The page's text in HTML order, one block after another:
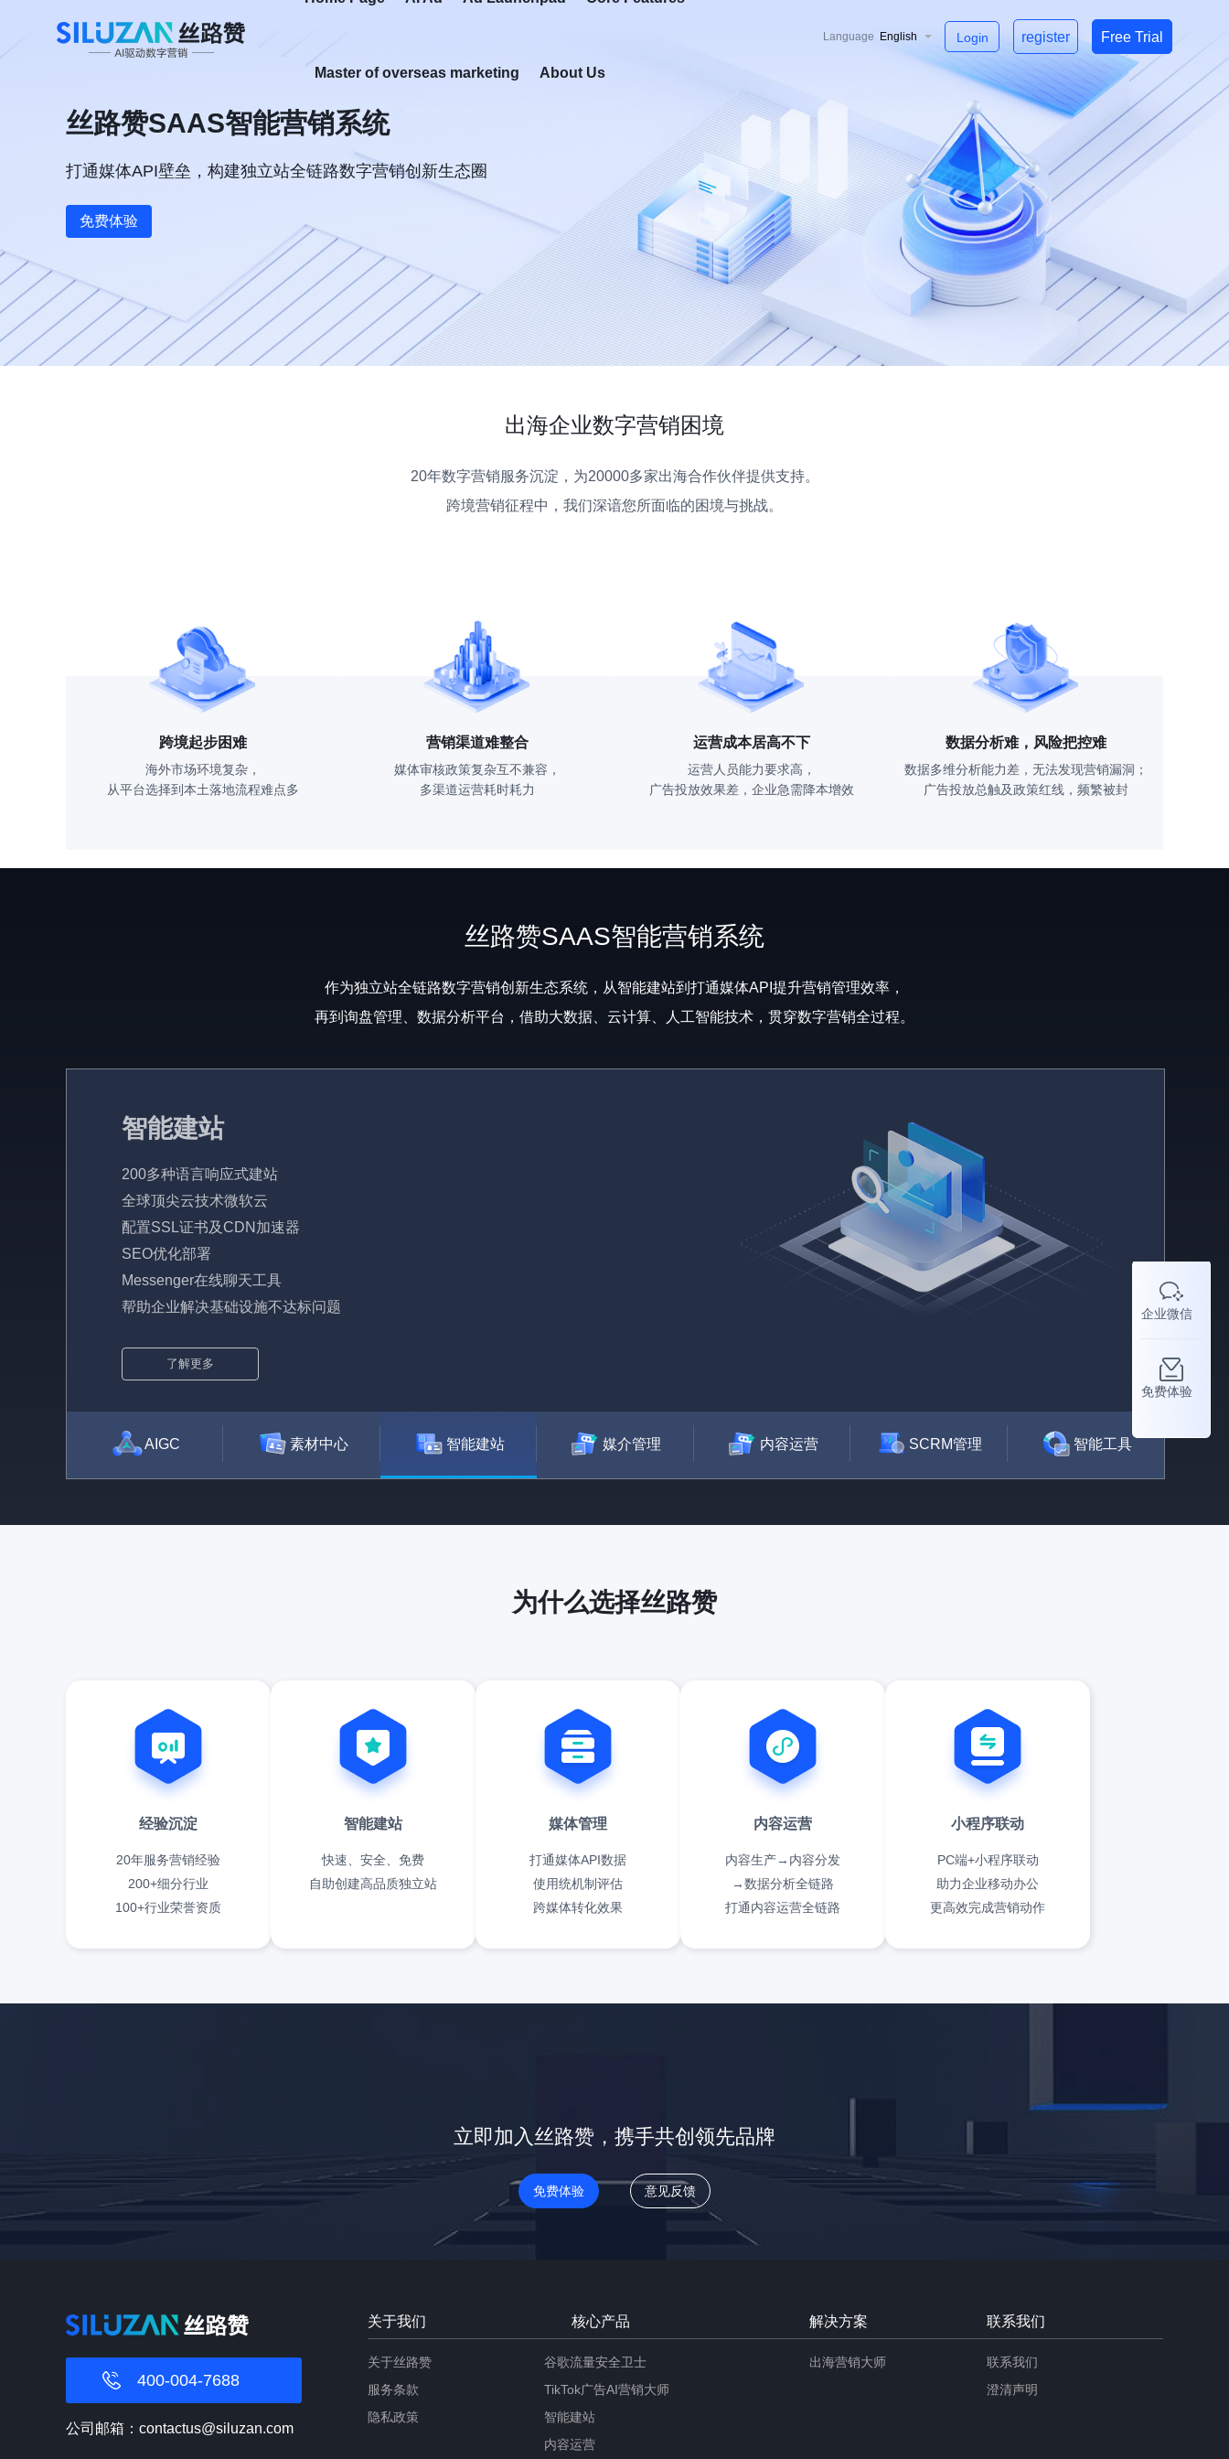
Master of overseas marketing About Us
Language English Login register Free Trial
企业微信
免费体验
丝路赞SAAS智能营销系统
打通媒体API壁垒，构建独立站全链路数字营销创新生态圈
免费体验
出海企业数字营销困境
20年数字营销服务沉淀，为20000多家出海合作伙伴提供支持。
跨境营销征程中，我们深谙您所面临的困境与挑战。
跨境起步困难
海外市场环境复杂，
从平台选择到本土落地流程难点多
营销渠道难整合
媒体审核政策复杂互不兼容，
多渠道运营耗时耗力
运营成本居高不下
运营人员能力要求高，
广告投放效果差，企业急需降本增效
数据分析难，风险把控难
数据多维分析能力差，无法发现营销漏洞；
广告投放总触及政策红线，频繁被封
丝路赞SAAS智能营销系统
作为独立站全链路数字营销创新生态系统，从智能建站到打通媒体API提升营销管理效率，
再到询盘管理、数据分析平台，借助大数据、云计算、人工智能技术，贯穿数字营销全过程。
智能建站
200多种语言响应式建站
全球顶尖云技术微软云
配置SSL证书及CDN加速器
SEO优化部署
Messenger在线聊天工具
帮助企业解决基础设施不达标问题
了解更多
AIGC 素材中心 智能建站 媒介管理 内容运营 SCRM管理 智能工具
为什么选择丝路赞
经验沉淀
20年服务营销经验
200+细分行业
100+行业荣誉资质
智能建站
快速、安全、免费
自助创建高品质独立站
媒体管理
打通媒体API数据
使用统机制评估
跨媒体转化效果
内容运营
内容生产→内容分发
→数据分析全链路
打通内容运营全链路
小程序联动
PC端+小程序联动
助力企业移动办公
更高效完成营销动作
立即加入丝路赞，携手共创领先品牌
免费体验 意见反馈
400-004-7688
公司邮箱：contactus@siluzan.com
关于我们
关于丝路赞
服务条款
隐私政策
核心产品
谷歌流量安全卫士
TikTok广告AI营销大师
智能建站
内容运营
解决方案
出海营销大师
联系我们
联系我们
澄清声明